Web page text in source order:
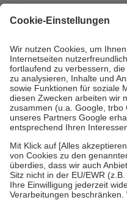
mit.
Grundsätzlich leisten
höchstens zehn Euro.
Es sind
Kosten der Leistung zu
Diese Regeln gelten
Bei Heilmitteln und
Zuzahlung zehn Prozent der
Verordnung.
Um das Engagement der
stärken und die besondere
fallenkeine Zuzahlungenan bei:
• Kindern und Jugendlichen
mit Ausnahme der Fahrkosten
• Untersuchungen zur